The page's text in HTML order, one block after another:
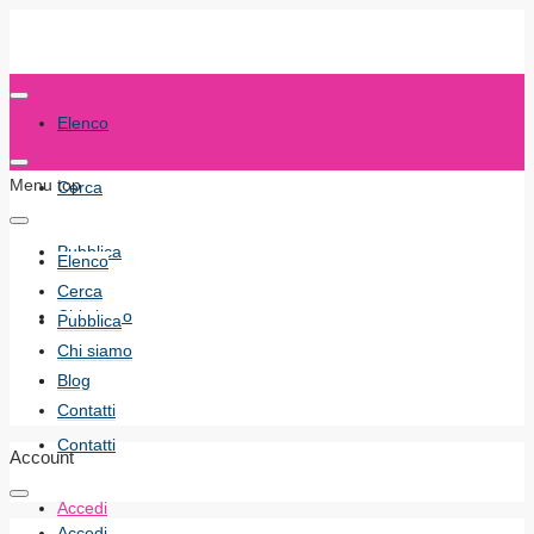
Elenco
Cerca
Pubblica
Chi siamo
Blog
Contatti
Accedi
Menu top
Elenco
Cerca
Pubblica
Chi siamo
Blog
Contatti
Account